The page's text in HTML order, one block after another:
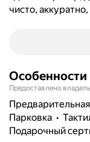
чисто,
Особенности
Предоставлено
парковка
подарочный